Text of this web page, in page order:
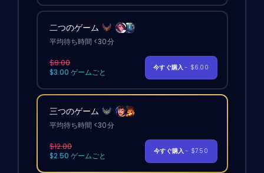
二つのゲーム
平均待ち時間 <30分
$8.00
$3.00 ゲームごと
今すぐ購入- $6.00
三つのゲーム
平均待ち時間 <30分
$12.00
$2.50 ゲームごと
今すぐ購入- $7.50